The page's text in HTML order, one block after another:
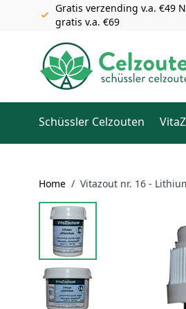
Gratis verzending v.a. €49
gratis v.a. €69
Schüssler Celzouten
Home / Vitazout nr. 16 -